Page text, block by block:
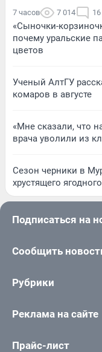
7 часов 7 014 16
«Сыночки-
почему уральские
цветов
Ученый АлтГУ
комаров в августе
«Мне сказали, что
врача уволили из
Сезон черники в
хрустящего
Подписаться на
Сообщить
Рубрики
Реклама на сайте
Прайс-лист